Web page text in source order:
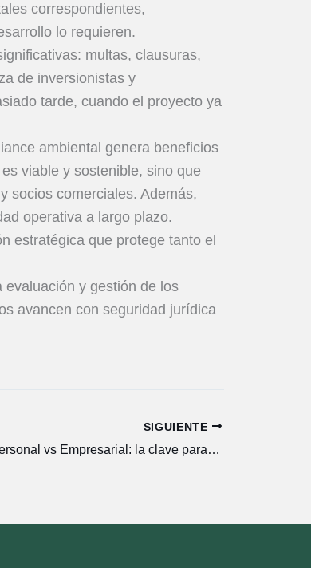
correspondientes,
lo requieren.
multas, clausuras,
de inversionistas y
tarde, cuando el proyecto ya
ambiental genera beneficios
viable y sostenible, sino que
socios comerciales. Además,
operativa a largo plazo.
estratégica que protege tanto el
evaluación y gestión de los
avancen con seguridad jurídica
SIGUIENTE
Personal vs Empresarial: la clave para la formación de patrimonios familiares